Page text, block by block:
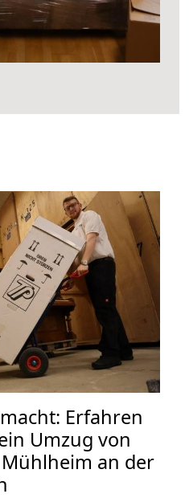
Erfahren
Umzug von
an der